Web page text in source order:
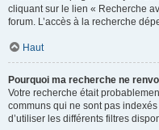
cliquant sur le lien « Recherche
forum. L’accès à la recherche
Haut
Pourquoi ma recherche ne
Votre recherche était
communs qui ne sont pas
d’utiliser les différents filtres